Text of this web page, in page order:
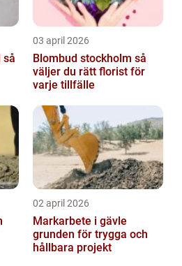
03 april 2026
Blombud stockholm så
väljer du rätt florist för
varje tillfälle
02 april 2026
Markarbete i gävle
grunden för trygga och
hållbara projekt